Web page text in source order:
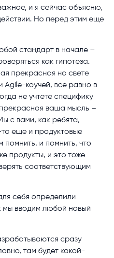
и я сейчас объясню,
Но перед этим еще
стандарт в начале –
как гипотеза.
прекрасная на свете
Agile-коучей, все равно в
не учтете специфику
ваша мысль –
с вами, как ребята,
еще и продуктовые
помнить, и помнить, что
продукты, и это тоже
соответствующим
себя определили
вводим любой новый
сразу
там будет какой-